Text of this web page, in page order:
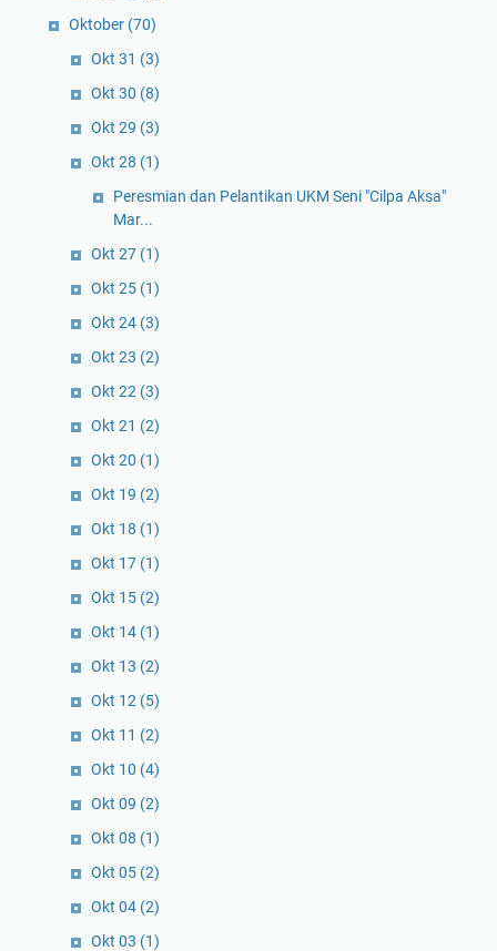
Oktober (70)
Okt 31 (3)
Okt 30 (8)
Okt 29 (3)
Okt 28 (1)
Peresmian dan Pelantikan UKM Seni "Cilpa Aksa"
Mar...
Okt 27 (1)
Okt 25 (1)
Okt 24 (3)
Okt 23 (2)
Okt 22 (3)
Okt 21 (2)
Okt 20 (1)
Okt 19 (2)
Okt 18 (1)
Okt 17 (1)
Okt 15 (2)
Okt 14 (1)
Okt 13 (2)
Okt 12 (5)
Okt 11 (2)
Okt 10 (4)
Okt 09 (2)
Okt 08 (1)
Okt 05 (2)
Okt 04 (2)
Okt 03 (1)